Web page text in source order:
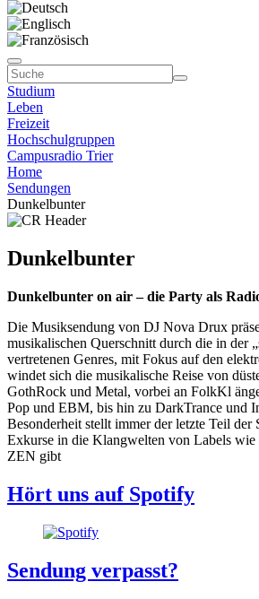
Studium
Leben
Freizeit
Hochschulgruppen
Campusradio Trier
Home
Sendungen
Dunkelbunter
Dunkelbunter
Dunkelbunter on air – die Party als
Die Musiksendung von DJ Nova Drux
musikalischen Querschnitt durch die in der
vertretenen Genres, mit Fokus auf den
windet sich die musikalische Reise von
Goth­Rock und ­Metal, vorbei an Folk­Kl
Pop und EBM, bis hin zu Dark­Trance und
Besonderheit stellt immer der letzte Teil der
Exkurse in die Klangwelten von Labels
ZEN gibt
Hört uns auf Spotify
Sendung verpasst?